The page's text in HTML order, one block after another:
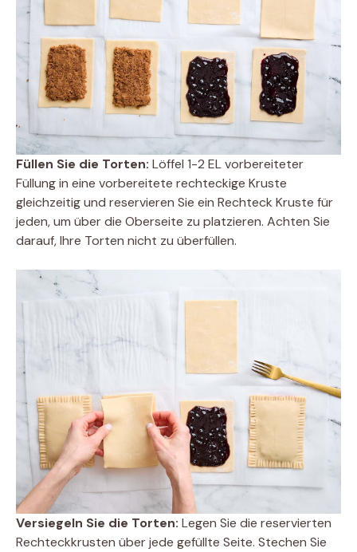
Füllen Sie die Torten: Löffel 1-2 EL vorbereiteter
Füllung in eine vorbereitete rechteckige Kruste
gleichzeitig und reservieren Sie ein Rechteck Kruste für
jeden, um über die Oberseite zu platzieren. Achten Sie
darauf, Ihre Torten nicht zu überfüllen.
Versiegeln Sie die Torten: Legen Sie die reservierten
Rechteckkrusten über jede gefüllte Seite. Stechen Sie